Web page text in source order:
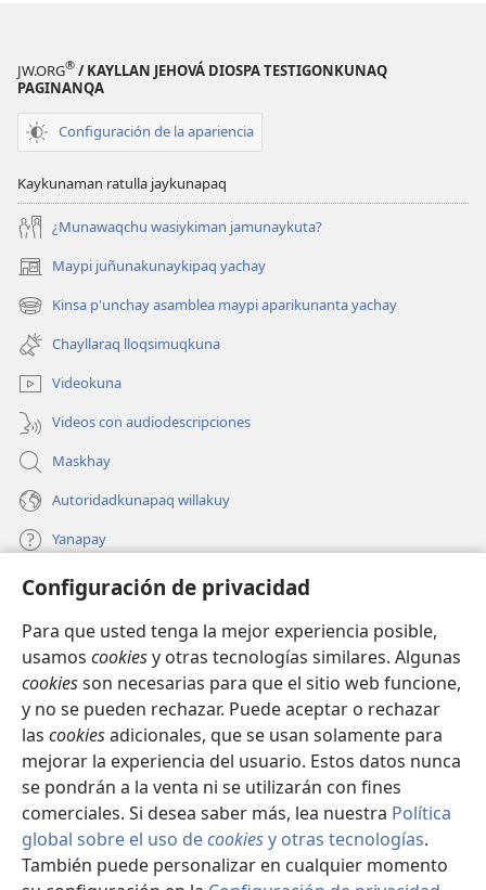
Configuración de privacidad
Para que usted tenga la mejor experiencia posible,
usamos cookiesy otras tecnologías similares. Algunas
cookiesson necesarias para que el sitio web funcione,
y no se pueden rechazar. Puede aceptar o rechazar
las cookiesadicionales, que se usan solamente para
mejorar la experiencia del usuario. Estos datos nunca
se pondrán a la venta ni se utilizarán con fines
comerciales. Si desea saber más, lea nuestra Política
global sobre el uso decookiesy otras tecnologías.
También puede personalizar en cualquier momento
JW.ORG® / KAYLLAN JEHOVÁ DIOSPA TESTIGONKUNAQ
PAGINANQA
Configuración de la apariencia
Kaykunaman ratulla jaykunapaq
¿Munawaqchu wasiykiman jamunaykuta?
Maypi juñunakunaykipaq yachay
(abre
una
nueva
ventana)
Kinsa p'unchay asamblea maypi aparikunanta yachay
(abre
una
nueva
ventana)
Chayllaraq lloqsimuqkuna
Videokuna
Videos con audiodescripciones
Maskhay
Autoridadkunapaq willakuy
Yanapay
Donacionta churanapaq
una
nueva
ventana)
INTERNETPI QELQANCHISKUNA Watchtower™
(abre
una
nueva
ventana)
JW Hub
(abre
una
nueva
ventana)
JW Library ®
Copyright© 2026 Watch Tower Bible and Tract Society of Pennsylvania.
IMATAN RUWAWAQ IMATAN MANA|DATOSKUNATA